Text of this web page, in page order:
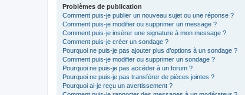
Problèmes de publication
Comment puis-je publier un nouveau sujet ou une réponse ?
Comment puis-je modifier ou supprimer un message ?
Comment puis-je insérer une signature à mon message ?
Comment puis-je créer un sondage ?
Pourquoi ne puis-je pas ajouter plus d’options à un sondage ?
Comment puis-je modifier ou supprimer un sondage ?
Pourquoi ne puis-je pas accéder à un forum ?
Pourquoi ne puis-je pas transférer de pièces jointes ?
Pourquoi ai-je reçu un avertissement ?